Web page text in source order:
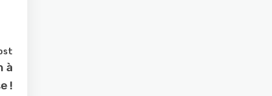
à
!